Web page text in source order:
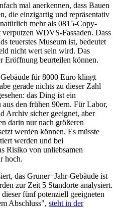
mal anerkennen, dass Bauen
die einzigartig und repräsentativ
mehr als 0815-Copy-
WDVS-Fassaden. Dass
teuerstes Museum ist, bedeutet
nicht wert sein wird. Das
Eröffnung beurteilen können.
für 8000 Euro klingt
gerade nichts zu dieser Zahl
das Ding ist ein
den frühen 90ern. Für Labor,
Archiv sicher geeignet, aber
darin nur nach größeren
werden können. Es müsste
werden und bei
Risiko von unliebsamen
hoch.
das Gruner+Jahr-Gebäude ist
zur Zeit 5 Standorte analysiert.
fünf potenziell geeigneten
Abschluss", steht in der